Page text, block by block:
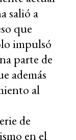
salió a
que
impulsó
parte de
además
al
de
en el